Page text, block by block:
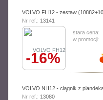
DUŻA
VOLVO FH12 - zestaw
Nr ref.: 13141
-16%
stara cena:
w promocji:
VOLVO NH12 - ciągnik z
Nr ref.: 13080